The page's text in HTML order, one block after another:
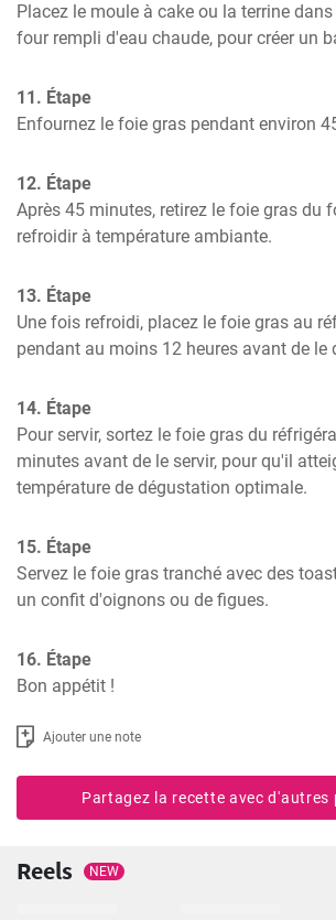
Placez le moule à cake ou la terrine
four rempli d'eau chaude, pour créer un
11. Étape
Enfournez le foie gras pendant environ
12. Étape
Après 45 minutes, retirez le foie gras du
refroidir à température ambiante.
13. Étape
Une fois refroidi, placez le foie gras au
pendant au moins 12 heures avant de le
14. Étape
Pour servir, sortez le foie gras du
minutes avant de le servir, pour qu'il
température de dégustation optimale.
15. Étape
Servez le foie gras tranché avec des
un confit d'oignons ou de figues.
16. Étape
Bon appétit !
Ajouter une note
Partagez la recette avec d'autres
Reels NEW